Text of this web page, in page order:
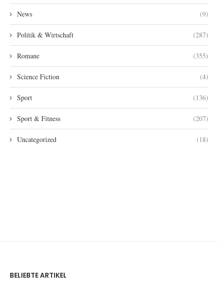
News (9)
Politik & Wirtschaft (287)
Romane (355)
Science Fiction (4)
Sport (136)
Sport & Fitness (207)
Uncategorized (18)
BELIEBTE ARTIKEL